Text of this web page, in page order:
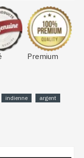
Premium
indienne
argent